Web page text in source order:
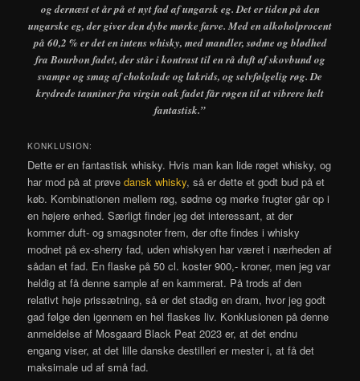
og dernæst et år på et nyt fad af ungarsk eg. Det er tiden på den
ungarske eg, der giver den dybe mørke farve. Med en alkoholprocent
på 60,2 % er det en intens whisky, med mandler, sødme og blødhed
fra Bourbon fadet, der står i kontrast til en rå duft af skovbund og
svampe og smag af chokolade og lakrids, og selvfølgelig røg. De
krydrede tanniner fra virgin oak fadet får røgen til at vibrere helt
fantastisk.”
KONKLUSION:
Dette er en fantastisk whisky. Hvis man kan lide røget whisky, og
har mod på at prøvedansk whisky, så er dette et godt bud på et
køb. Kombinationen mellem røg, sødme og mørke frugter går op i
en højere enhed. Særligt finder jeg det interessant, at der
kommer duft- og smagsnoter frem, der ofte findes i whisky
modnet på ex-sherry fad, uden whiskyen har været i nærheden af
sådan et fad. En flaske på 50 cl. koster 900,- kroner, men jeg var
heldig at få denne sample af en kammerat. På trods af den
relativt høje prissætning, så er det stadig en dram, hvor jeg godt
gad følge den igennem en hel flaskes liv. Konklusionen på denne
anmeldelse af Mosgaard Black Peat 2023 er, at det endnu
engang viser, at det lille danske destilleri er mester i, at få det
maksimale ud af små fad.